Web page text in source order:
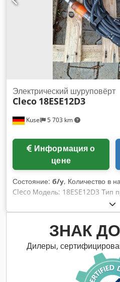
Kusel 5 703 km
Электрический шуруповёрт
Cleco 18ESE12D3
цене
Состояние: б/у, Количество в
Cleco Модель: 18ESE12D3 Тип
динамометрический
Состояние: б/у Исполнение:
(inline) Область применения:
сборка Привод: электрический
Контролируемая винтовая
Производственных и
ЗНАК
Дилеры,